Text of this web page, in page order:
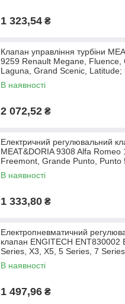
1 323,54 ₴
Клапан управління турбіни
9259 Renault Megane, Fluence,
Laguna, Grand Scenic, Latitude;
В наявності
2 072,52 ₴
Електричний регулювальний
MEAT&DORIA 9308 Alfa Romeo
Freemont, Grande Punto, Punto
68092518AA,
В наявності
1 333,80 ₴
Електропневматичний
клапан ENGITECH ENT830002
Series, X3, X5, 5 Series, 7
Series
В наявності
1 497,96 ₴